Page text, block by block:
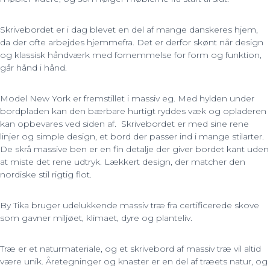
Skrivebordet er i dag blevet en del af mange danskeres hjem,
da der ofte arbejdes hjemmefra. Det er derfor skønt når design
og klassisk håndværk med fornemmelse for form og funktion,
går hånd i hånd.
Model New York er fremstillet i massiv eg. Med hylden under
bordpladen kan den bærbare hurtigt ryddes væk og opladeren
kan opbevares ved siden af. Skrivebordet er med sine rene
linjer og simple design, et bord der passer ind i mange stilarter.
De skrå massive ben er en fin detalje der giver bordet kant uden
at miste det rene udtryk. Lækkert design, der matcher den
nordiske stil rigtig flot.
By Tika bruger udelukkende massiv træ fra certificerede skove
som gavner miljøet, klimaet, dyre og planteliv.
Træ er et naturmateriale, og et skrivebord af massiv træ vil altid
være unik. Åretegninger og knaster er en del af træets natur, og